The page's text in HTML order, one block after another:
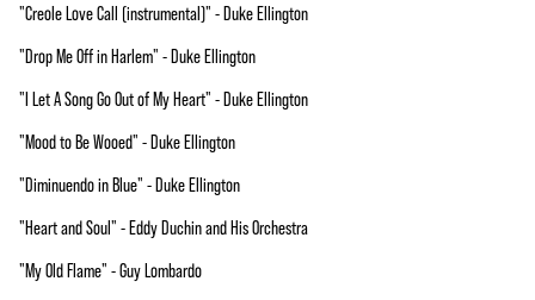
"Creole Love Call (instrumental)" - Duke Ellington
"Drop Me Off in Harlem" - Duke Ellington
"I Let A Song Go Out of My Heart" - Duke Ellington
"Mood to Be Wooed" - Duke Ellington
"Diminuendo in Blue" - Duke Ellington
"Heart and Soul" - Eddy Duchin and His Orchestra
"My Old Flame" - Guy Lombardo